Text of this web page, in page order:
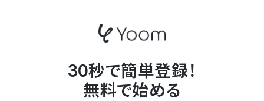
30秒で簡単登録！
無料で始める